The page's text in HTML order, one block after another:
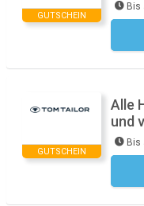
GUTSCHEIN
Bis
GUTSCHEIN
Alle
und
Bis